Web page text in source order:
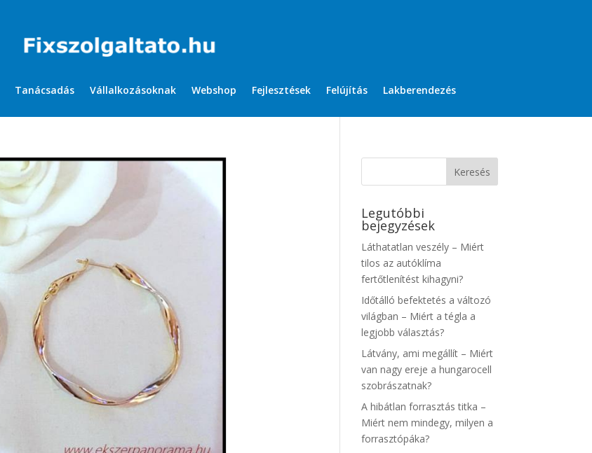
Tanácsadás Vállalkozásoknak Webshop Fejlesztések Felújítás Lakberendezés
Legutóbbi
bejegyzések
Láthatatlan veszély – Miért
tilos az autóklíma
fertőtlenítést kihagyni?
Időtálló befektetés a változó
világban – Miért a tégla a
legjobb választás?
Látvány, ami megállít – Miért
van nagy ereje a hungarocell
szobrászatnak?
A hibátlan forrasztás titka –
Miért nem mindegy, milyen a
forrasztópáka?